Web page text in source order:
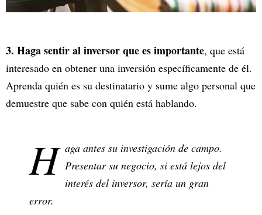
3. Haga sentir al inversor que es importante, que está
interesado en obtener una inversión específicamente de él.
Aprenda quién es su destinatario y sume algo personal que
demuestre que sabe con quién está hablando.
H aga antes su investigación de campo.
Presentar su negocio, si está lejos del
interés del inversor, sería un gran
error.